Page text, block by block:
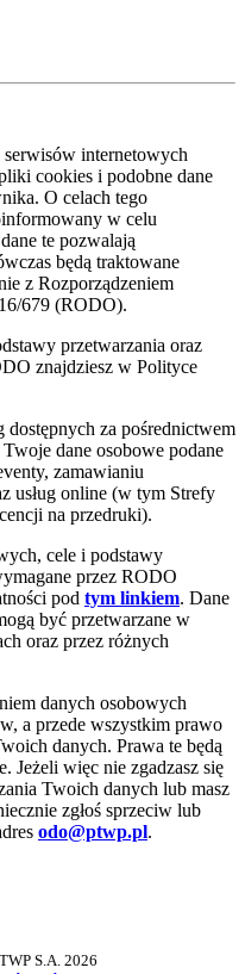
internetowych
cookies i podobne dane
O celach tego
w celu
te pozwalają
będą traktowane
z Rozporządzeniem
679 (RODO).
przetwarzania oraz
znajdziesz w Polityce
dostępnych za pośrednictwem
dane osobowe podane
zamawianiu
usług online (w tym Strefy
na przedruki).
cele i podstawy
przez RODO
pod tym linkiem. Dane
być przetwarzane w
oraz przez różnych
danych osobowych
a przede wszystkim prawo
danych. Prawa te będą
Jeżeli więc nie zgadzasz się
Twoich danych lub masz
zgłoś sprzeciw lub
odo@ptwp.pl.
S.A. 2026